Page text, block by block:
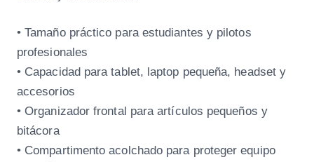
• Tamaño práctico para estudiantes y pilotos
profesionales
• Capacidad para tablet, laptop pequeña, headset y
accesorios
• Organizador frontal para artículos pequeños y
bitácora
• Compartimento acolchado para proteger equipo